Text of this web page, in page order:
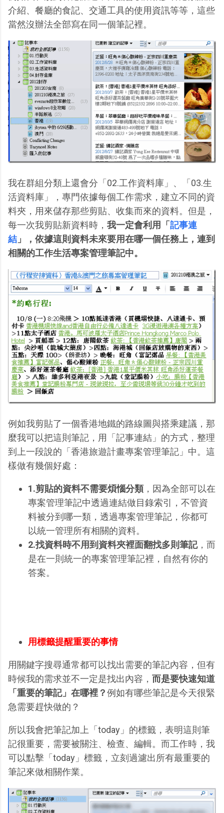
介紹、餐廳的食記、交通工具的使用資訊等等，這些
當然沒辦法全部寫在同一個筆記裡。
我在群組分類上還會分「02.工作資料庫」、「03.生
活資料庫」，專門依據每個工作需求，建立不同的資
料夾，用來儲存那些剪貼、收集而來的資料。但是，
每一次我剪貼新資料時， 我一定會利用「 記事連
結 」，依據這則資料未來要用在哪一個任務上，連到
相關的工作生活專案管理筆記中。
例如我剪貼了一個香港地鐵的路線圖與搭乘建議，那
麼我可以把這則筆記，用「記事連結」的方式，整理
到上一段說的「香港旅遊計畫專案管理筆記」中。這
樣做有幾個好處：
1.剪貼的資料不需要煩惱分類，因為全部可以在
專案管理筆記中透過連結做目錄索引，不管資
料被分到哪一類，透過專案管理筆記，你都可
以統一管理所有相關的資料。
2.找資料時不用到資料夾裡面翻找多則筆記，而
是在一則統一的專案管理筆記裡，自然有你的
答案。
用標籤提醒重要的事情
用關鍵字搜尋通常都可以找出需要的筆記內容，但有
時候我的需求並不一定是找出內容， 而是要快速知道
「重要的筆記」在哪裡？例如有哪些筆記是今天很緊
急需要趕快做的？
所以我會把筆記加上「today」的標籤，表明這則筆
記很重要，需要被關注、檢查、編輯。而工作時，我
可以點擊「today」標籤，立刻過濾出所有最重要的
筆記來做相關作業。